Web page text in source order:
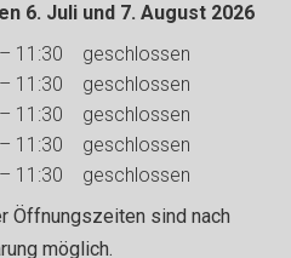
6. Juli und 7. August 2026
Nachmittag
11:30
geschlossen
11:30
geschlossen
11:30
geschlossen
11:30
geschlossen
11:30
geschlossen
Öffnungszeiten sind nach
möglich.